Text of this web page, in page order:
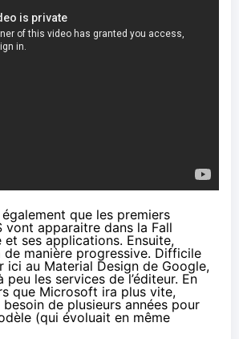
également que les premiers
vont apparaitre dans la Fall
et ses applications. Ensuite,
de manière progressive. Difficile
ici au Material Design de Google,
les services de l’éditeur. En
que Microsoft ira plus vite,
de plusieurs années pour
(qui évoluait en même